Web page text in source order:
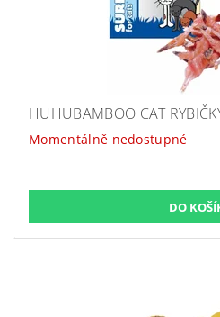
HUHUBAMBOO CAT
Momentálně nedostupné